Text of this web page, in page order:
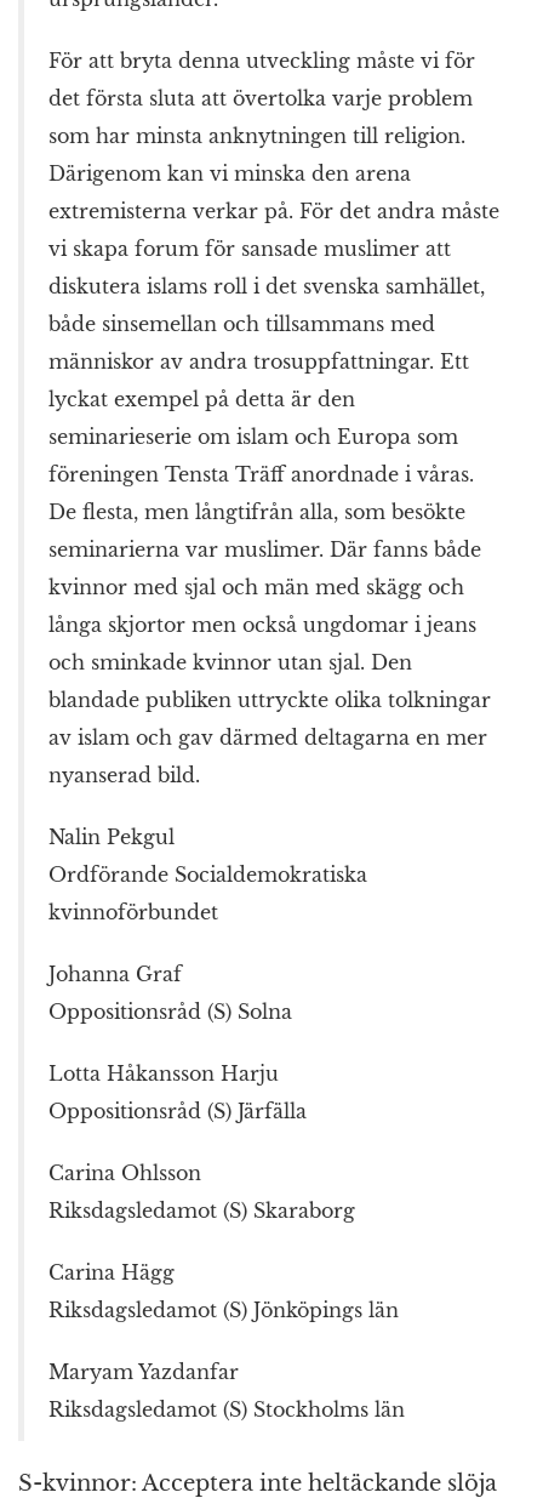
För att bryta denna utveckling måste vi för
det första sluta att övertolka varje problem
som har minsta anknytningen till religion.
Därigenom kan vi minska den arena
extremisterna verkar på. För det andra måste
vi skapa forum för sansade muslimer att
diskutera islams roll i det svenska samhället,
både sinsemellan och tillsammans med
människor av andra trosuppfattningar. Ett
lyckat exempel på detta är den
seminarieserie om islam och Europa som
föreningen Tensta Träff anordnade i våras.
De flesta, men långtifrån alla, som besökte
seminarierna var muslimer. Där fanns både
kvinnor med sjal och män med skägg och
långa skjortor men också ungdomar i jeans
och sminkade kvinnor utan sjal. Den
blandade publiken uttryckte olika tolkningar
av islam och gav därmed deltagarna en mer
nyanserad bild.
Nalin Pekgul
Ordförande Socialdemokratiska
kvinnoförbundet
Johanna Graf
Oppositionsråd (S) Solna
Lotta Håkansson Harju
Oppositionsråd (S) Järfälla
Carina Ohlsson
Riksdagsledamot (S) Skaraborg
Carina Hägg
Riksdagsledamot (S) Jönköpings län
Maryam Yazdanfar
Riksdagsledamot (S) Stockholms län
S-kvinnor: Acceptera inte heltäckande slöja